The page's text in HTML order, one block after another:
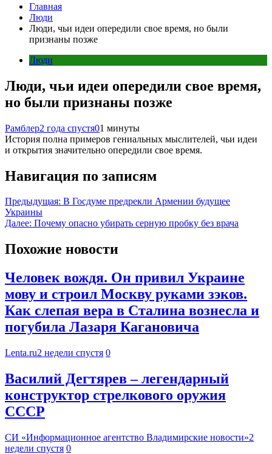
Главная
Люди
Люди, чьи идеи опередили свое время, но были
признаны позже
Люди
Люди, чьи идеи опередили свое время,
но были признаны позже
Рамблер2 года спустя01 минуты
История полна примеров гениальных мыслителей, чьи идеи
и открытия значительно опередили свое время.
Навигация по записям
Предыдущая: В Госдуме предрекли Армении будущее
Украины
Далее: Почему опасно убирать серную пробку без врача
Похожие новости
Человек вождя. Он привил Украине
мову и строил Москву руками зэков.
Как слепая вера в Сталина вознесла и
погубила Лазаря Кагановича
Lenta.ru2 недели спустя 0
Василий Дегтярев – легендарный
конструктор стрелкового оружия
СССР
СИ «Информационное агентство Владимирские новости»2
недели спустя 0